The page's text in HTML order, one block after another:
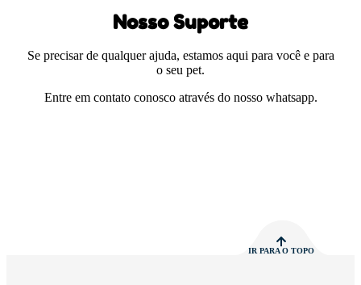
Nosso Suporte
Se precisar de qualquer ajuda, estamos aqui para você e para
o seu pet.
Entre em contato conosco através do nosso whatsapp.
IR PARA O TOPO